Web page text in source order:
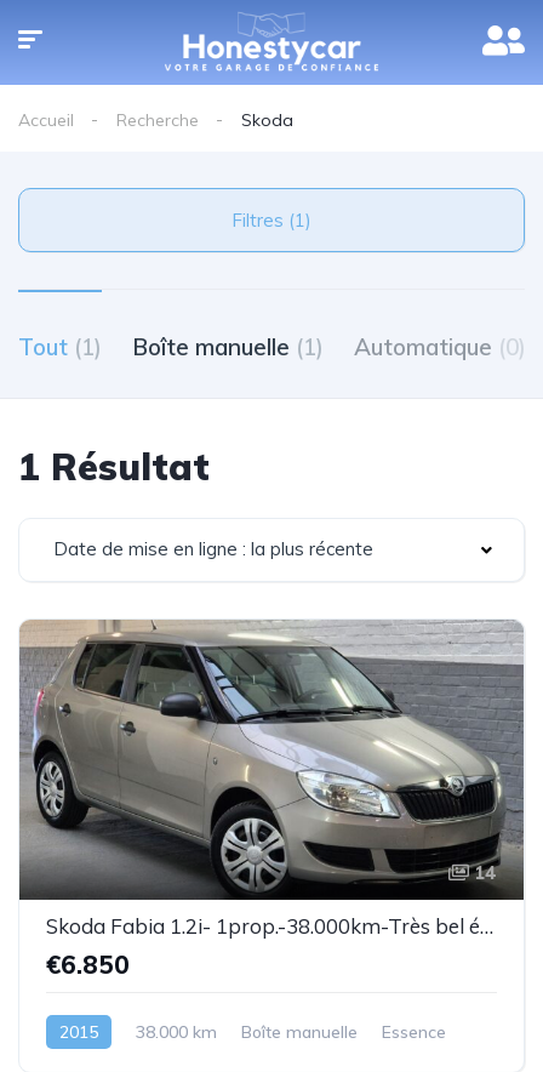
Accueil Recherche Skoda
Filtres (1)
Tout (1) Boîte manuelle (1) Automatique (0)
1 Résultat
Date de mise en ligne : la plus récente
14
Skoda Fabia 1.2i- 1prop.-38.000km-Très bel état-Garantie
€6.850
2015 38.000 km Boîte manuelle Essence